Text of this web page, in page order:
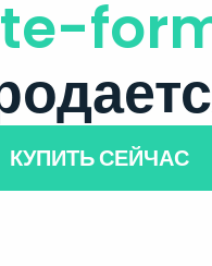
КУПИТЬ СЕЙЧАС